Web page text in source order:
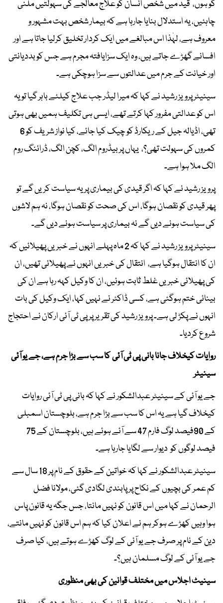
گو ہوں، قید میں شخص انسان کو علاج معالجے کی سہولتیں ملنی
چاہئیں، یہ استدلال بنایا جارہا ہے کہ بیمار شخص بہت مشہور و
معروف ہے، لہٰذا اس مبالغے میں ایک کردار تخلیق کرلیا جاتا ہے اور
افسانے گھڑے جاتے ہیں، وہ ایک سزایافتہ مجرم ہے جس کو بددیانتی
اور خیانت کے جرم میں عدالتوں سے سزا ہوچکی ہے۔
سینیٹر پرویز رشید نے کہا کہ میرا لیڈر جب علاج کیلئے باہر گیا تو یہ
اس کو عدالتی مفرور کہا کرتے تھے، ایسی ہی تکلیف ہمیں بھی ہوتی
تھی، اڈیالہ جیل کے ریکارڈ کو چیک کیا جائے، کیا نواز شریف کو 6
کمروں کی سہولت تھی؟، یہاں پر بیڈروم الگ، کچن الگ، ڈرائنگ روم
الگ ملا ہوا ہے۔
پرویز رشید نے کہا کہ اگر قیدی کی بیماری پر یہ سیاست کریں گے تو
پھر قیدی کو نقصان ہوگا، اس کی صحت کو نقصان ہوگا، نہ ہم لاشوں
کی سیاست ہونے دیں گے نہ بیماری پر سیاست ہونے دیں گے۔
سینیٹر پرویز رشید نے کہا کہ 2 ماہ پہلے انہوں نے خبریں پھیلائیں کہ
ان کا انتقال ہوگیا ہے، انتقال کی خبریں انہوں نے پھیلائی تھیں، ان
کی پھیلائی خبریں غلط ثابت ہوئیں، ان کا وکیل کہہ رہا ہے ان کی
بینائی ختم ہوگئی ہے، کسی ڈاکٹر نے نہیں کہا، ایک وکیل کی بات
انہوں نے پکڑ لی ہے۔ پرویز رشید کی تقریر پر پی ٹی آئی ارکان نے احتجاج
شروع کردیا۔
روایات کیخلاف جانا بانی پی ٹی آئی کا سب سے بڑا جرم ہے، جے یو آئی
سینیٹر
جے یو آئی کے سینیٹر عبدالشکور نے کہا کہ بانی پی ٹی آئی روایات
کیخلاف گیا ہے یہ اس کا سب سے بڑا جرم ہے، بلوچستان اسمبلی
کے 90فیصد لوگ فارم 47 سے آئے ہوئے ہیں، بلوچستان کے 75
فیصد لوگوں کو دیوار سے لگایا جارہا ہے۔
سینیٹر عبدالشکور نے کہا کہ خواتین کے حقوق کے نام پر 18 سال سے
کم عمر کی بچیوں کے نکاح پر پابندی لگادی گئی، مولانا فضل
الرحمان نے کہا میں اس قانون کو نہیں مانتا، جس جگہ یہ قانون پاس
ہوا وہیں کھڑے ہوکر ہم نے اعلان کیا کہ ہم اس قانون کو نہیں مانتے،
دین کے نام پر صرف جے یو آئی کے لوگ کھڑے ہوتے ہیں، کیا صرف
جے یو آئی کے لوگ مسلمان ہیں؟۔
سینیٹ اجلاس میں مختلف قوانین کی بھی منظوری